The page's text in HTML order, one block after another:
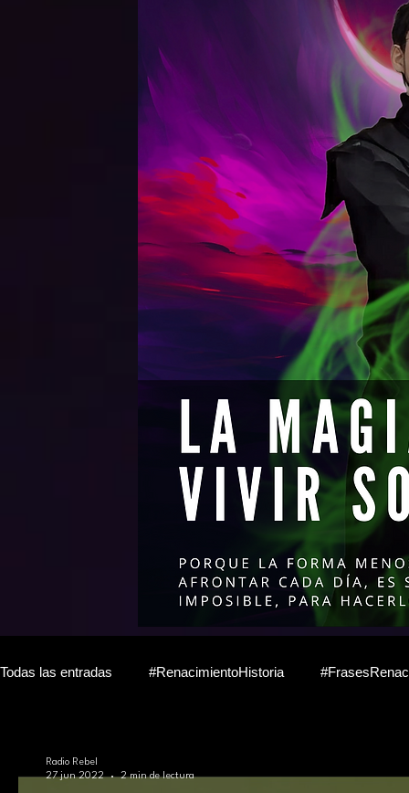
Todas las entradas #RenacimientoHistoria
Radio Rebel
27 jun 2022
2 min de lectura